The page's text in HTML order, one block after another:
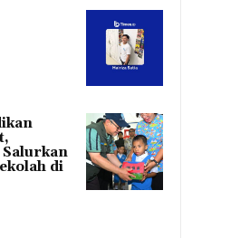
di